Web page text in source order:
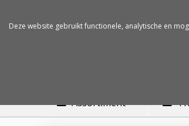
Assortiment
Deze website gebruikt functionele, analytische en